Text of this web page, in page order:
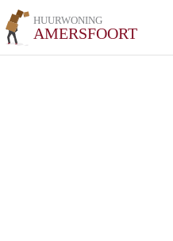
HUURWONING
AMERSFOORT